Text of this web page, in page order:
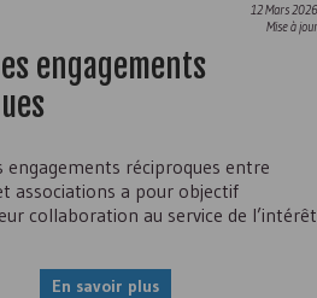
12 Mars 2026
Mise à jour
engagements
engagements réciproques entre
associations a pour objectif
collaboration au service de l’intérêt
En savoir plus